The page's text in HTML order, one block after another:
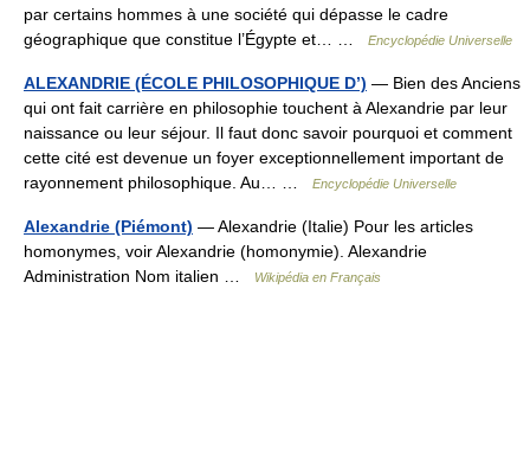
par certains hommes à une société qui dépasse le cadre
géographique que constitue l’Égypte et… …
Encyclopédie Universelle
ALEXANDRIE (ÉCOLE PHILOSOPHIQUE D’) — Bien des Anciens
qui ont fait carrière en philosophie touchent à Alexandrie par leur
naissance ou leur séjour. Il faut donc savoir pourquoi et comment
cette cité est devenue un foyer exceptionnellement important de
rayonnement philosophique. Au… …
Encyclopédie Universelle
Alexandrie (Piémont) — Alexandrie (Italie) Pour les articles
homonymes, voir Alexandrie (homonymie). Alexandrie
Administration Nom italien …
Wikipédia en Français